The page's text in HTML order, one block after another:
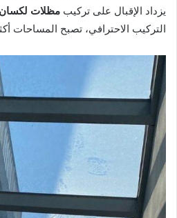
يزداد الإقبال على تركيب مظلات لكسان
التركيب الاحترافي، تصبح المساحات